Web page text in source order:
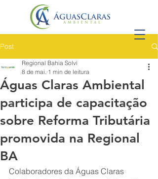
Post
Águas Claras Ambiental
participa de capacitação
sobre Reforma Tributária
promovida na Regional
BA
Regional Bahia Solví
8 de mai. 1 min de leitura
Colaboradores da Águas Claras